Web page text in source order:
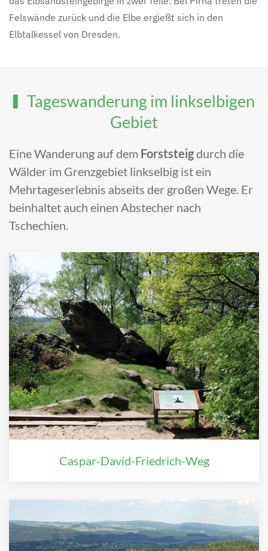
Felswände zurück und die Elbe ergießt sich in den
Elbtalkessel von Dresden.
Tageswanderung im linkselbigen
Gebiet
Eine Wanderung auf dem Forststeigdurch die
Wälder im Grenzgebiet linkselbig ist ein
Mehrtageserlebnis abseits der großen Wege. Er
beinhaltet auch einen Abstecher nach
Tschechien.
Caspar-David-Friedrich-Weg